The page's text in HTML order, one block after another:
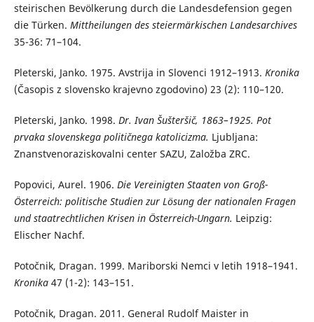
steirischen Bevölkerung durch die Landesdefension gegen
die Türken. Mittheilungen des steiermärkischen Landesarchives
35-36: 71–104.
Pleterski, Janko. 1975. Avstrija in Slovenci 1912–1913. Kronika
(Časopis z slovensko krajevno zgodovino) 23 (2): 110–120.
Pleterski, Janko. 1998. Dr. Ivan Šušteršič, 1863–1925. Pot
prvaka slovenskega političnega katolicizma. Ljubljana:
Znanstvenoraziskovalni center SAZU, Založba ZRC.
Popovici, Aurel. 1906. Die Vereinigten Staaten von Groß-
Österreich: politische Studien zur Lösung der nationalen Fragen
und staatrechtlichen Krisen in Österreich-Ungarn. Leipzig:
Elischer Nachf.
Potočnik, Dragan. 1999. Mariborski Nemci v letih 1918–1941.
Kronika47 (1-2): 143–151.
Potočnik, Dragan. 2011. General Rudolf Maister in